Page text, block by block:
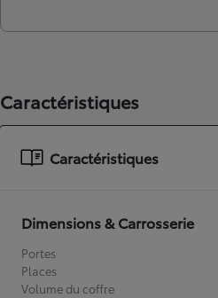
Caractéristiques
Caractéristiques
Dimensions & Carrosserie
Portes
Places
Volume du coffre